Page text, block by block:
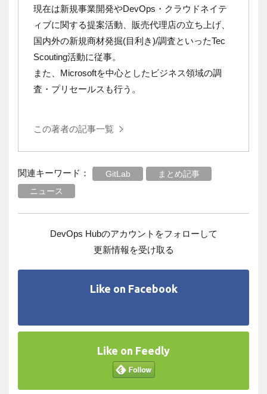
現在は新規事業開発やDevOps・クラウドネイテ
ィブに関する提案活動、販売代理店の立ち上げ、
国内外の新規商材発掘(目利き)/調査といったTec
Scouting活動に従事。
また、Microsoftを中心としたビジネス領域の調
査・プリセールスも行う。
この著者の記事一覧
関連キーワード： GitLab
まとめ記事
ニュース
DevOps Hubのアカウントをフォローして
更新情報を受け取る
Like on Facebook
Like on Feedly